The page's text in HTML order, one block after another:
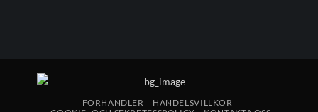
FORHANDLER
HANDELSVILLKOR